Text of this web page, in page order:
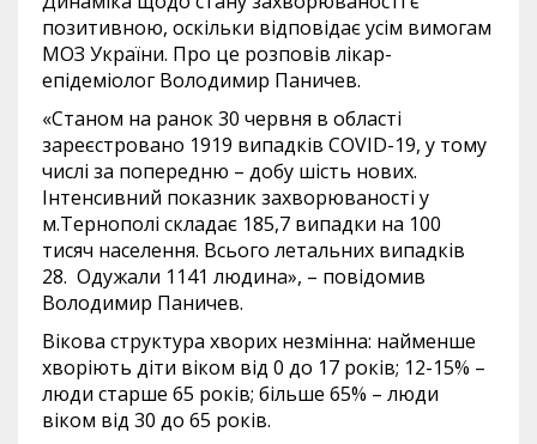
позитивною, оскільки відповідає усім вимогам
МОЗ України. Про це розповів лікар-
епідеміолог Володимир Паничев.
«Станом на ранок 30 червня в області
зареєстровано 1919 випадків COVID-19, у тому
числі за попередню – добу шість нових.
Інтенсивний показник захворюваності у
м.Тернополі складає 185,7 випадки на 100
тисяч населення. Всього летальних випадків
28. Одужали 1141 людина», – повідомив
Володимир Паничев.
Вікова структура хворих незмінна: найменше
хворіють діти віком від 0 до 17 років; 12-15% –
люди старше 65 років; більше 65% – люди
віком від 30 до 65 років.